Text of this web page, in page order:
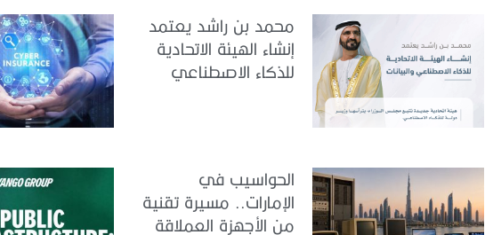
محمد بن راشد يعتمد
إنشاء الهيئة الاتحادية
للذكاء الاصطناعي
الحواسيب في
الإمارات.. مسيرة تقنية
من الأجهزة العملاقة